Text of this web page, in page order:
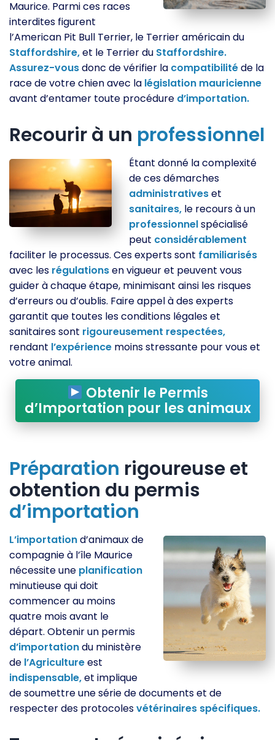
Maurice. Parmi ces races
interdites figurent
l’American Pit Bull Terrier, le Terrier américain du
Staffordshire,et le Terrier du Staffordshire.
Assurez-vousdonc de vérifier la compatibilitéde la
race de votre chien avec la législation mauricienne
avant d’entamer toute procédure d’importation.
Recourir à un professionnel
Étant donné la complexité
de ces démarches
administrativeset
sanitaires, le recours à un
professionnelspécialisé
peut considérablement
faciliter le processus. Ces experts sont familiarisés
avec les régulationsen vigueur et peuvent vous
guider à chaque étape, minimisant ainsi les risques
d’erreurs ou d’oublis. Faire appel à des experts
garantit que toutes les conditions légales et
sanitaires sont rigoureusement respectées,
rendant l’expérience moins stressante pour vous et
votre animal.
Obtenir le Permis
d’Importation pour les animaux
Préparation rigoureuse et
obtention du permis
d’importation
L’importationd’animaux de
compagnie à l’île Maurice
nécessite une planification
minutieuse qui doit
commencer au moins
quatre mois avant le
départ. Obtenir un permis
d’importationdu ministère
de l’Agricultureest
indispensable,et implique
de soumettre une série de documents et de
respecter des protocolesvétérinaires spécifiques.